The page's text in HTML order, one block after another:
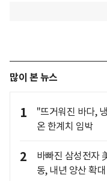
많이 본 뉴스
1
"뜨거워진 바다,
온 한계치 임박
2
바빠진 삼성전자
동, 내년 양산 확